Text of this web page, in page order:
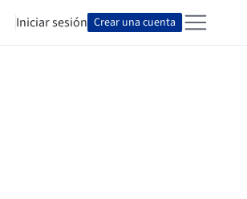
Iniciar sesión Crear una cuenta